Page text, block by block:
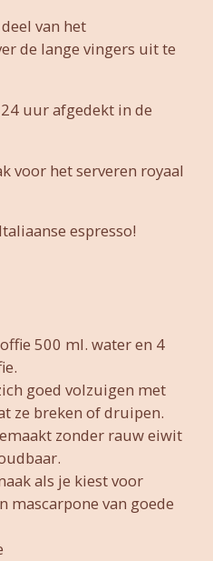
van het
de lange vingers uit te
uur afgedekt in de
voor het serveren royaal
espresso!
500 ml. water en 4
goed volzuigen met
ze breken of druipen.
zonder rauw eiwit
als je kiest voor
mascarpone van goede